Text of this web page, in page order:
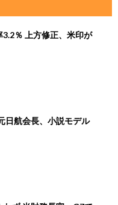
％ 上方修正、米印が
日航会長、小説モデル